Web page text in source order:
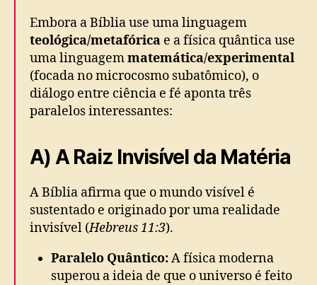
Embora a Bíblia use uma linguagem
teológica/metafórica e a física quântica use
uma linguagemmatemática/experimental
(focada no microcosmo subatômico), o
diálogo entre ciência e fé aponta três
paralelos interessantes:
A) A Raiz Invisível da Matéria
A Bíblia afirma que o mundo visível é
sustentado e originado por uma realidade
invisível (Hebreus 11:3).
Paralelo Quântico:A física moderna
superou a ideia de que o universo é feito